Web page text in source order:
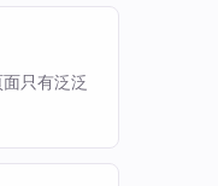
只有泛泛